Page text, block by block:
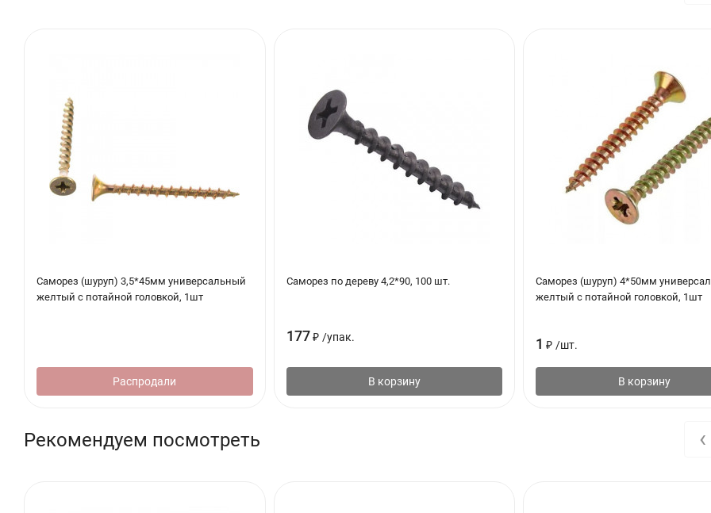
Саморез (шуруп) 3,5*45мм универсальный
желтый с потайной головкой, 1шт
Распродали
Саморез по дереву 4,2*90, 100 шт.
177 ₽ /упак.
В корзину
Саморез (шуруп) 4*50мм
желтый с потайной головкой, 1шт
1 ₽ /шт.
В корзину
Рекомендуем посмотреть ‹